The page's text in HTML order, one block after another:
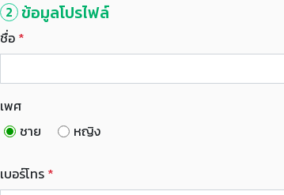
2 ข้อมูลโปรไฟล์
ชื่อ *
เพศ
ชาย
หญิง
เบอร์โทร *